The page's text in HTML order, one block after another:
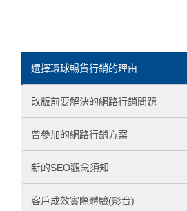
選擇環球暢貨行銷的理由
改版前要解決的網路行銷問題
曾參加的網路行銷方案
新的SEO觀念須知
客戶成效實際體驗(影音)